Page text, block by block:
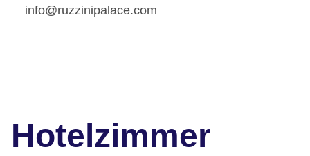
info@ruzzinipalace.com
Hotelzimmer